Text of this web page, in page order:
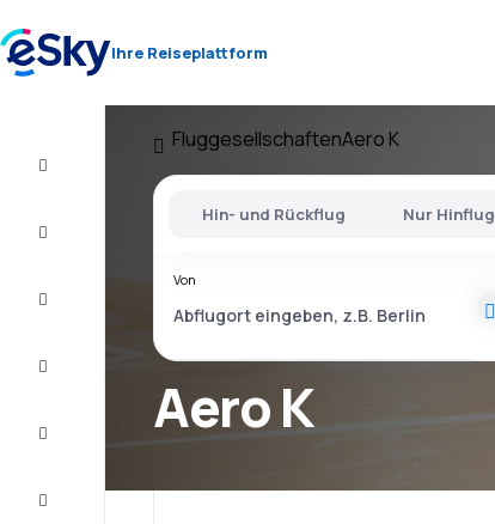
Ihre Reiseplattform
FluggesellschaftenAero K
Aero K
Hin- und Rückflug Nur Hinflug
Von